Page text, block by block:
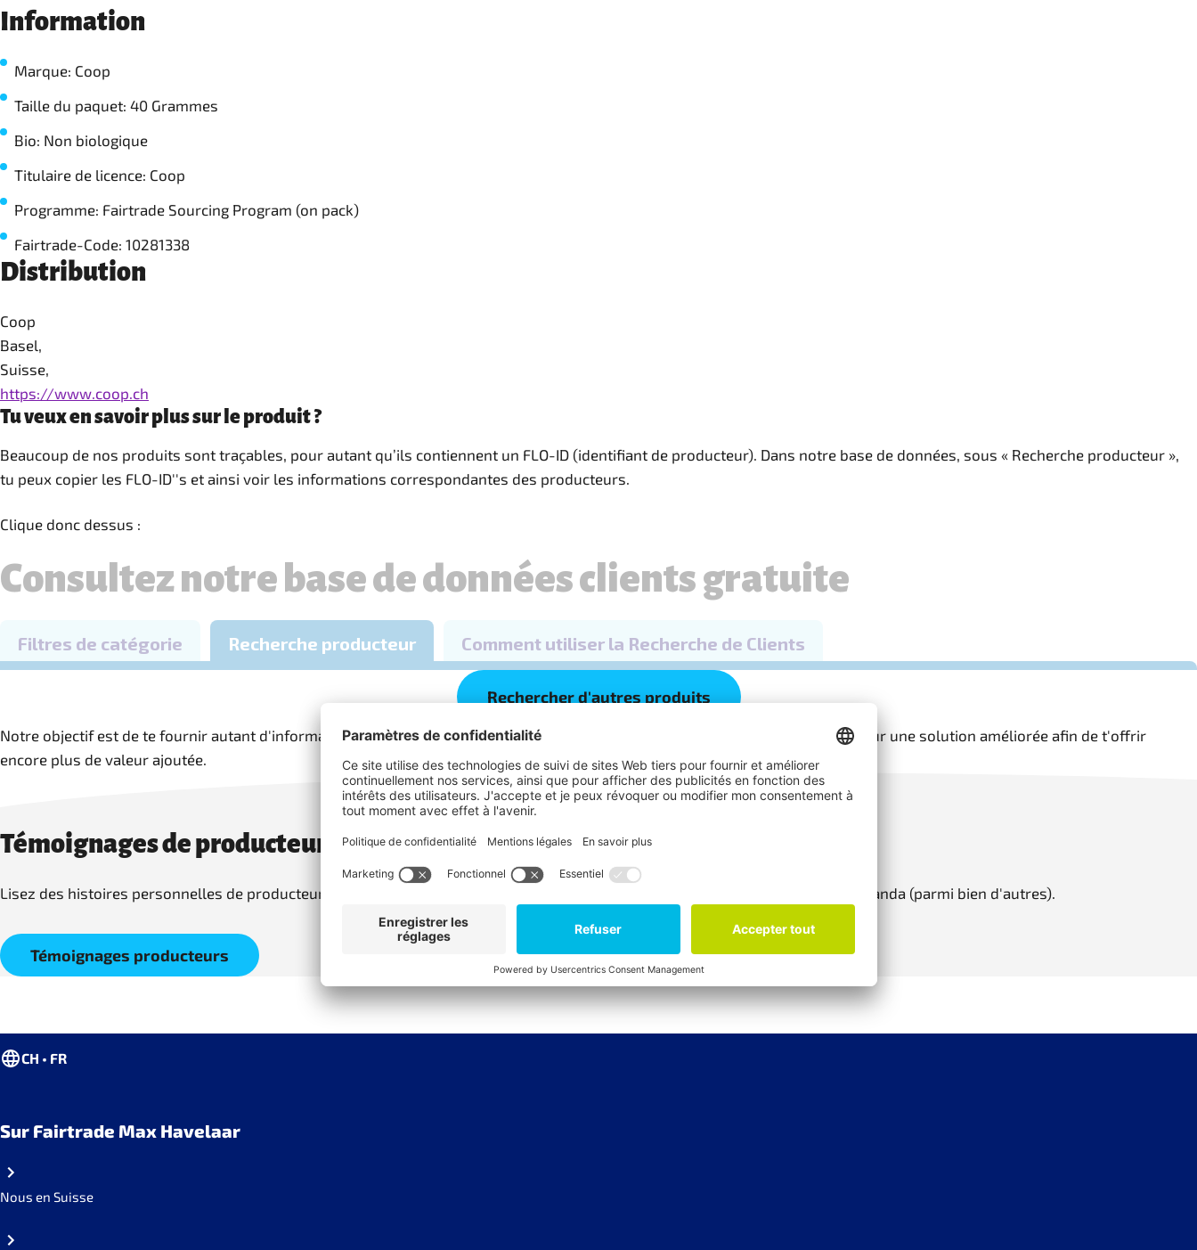
Information
Marque: Coop
Taille du paquet: 40 Grammes
Bio: Non biologique
Titulaire de licence: Coop
Programme: Fairtrade Sourcing Program (on pack)
Fairtrade-Code: 10281338
Distribution
Coop
Basel,
Suisse,
https://www.coop.ch
Tu veux en savoir plus sur le produit ?
Beaucoup de nos produits sont traçables, pour autant qu’ils contiennent un FLO-ID (identifiant de producteur). Dans notre base de données, sous « Recherche producteur »,
tu peux copier les FLO-ID''s et ainsi voir les informations correspondantes des producteurs.
Clique donc dessus :
Rechercher d'autres produits
Notre objectif est de te fournir autant d'informations que possible sur nos produits et nos producteurs. Nous travaillons déjà sur une solution améliorée afin de t'offrir
encore plus de valeur ajoutée.
Témoignages de producteurs
Lisez des histoires personnelles de producteurs et de coopératives à travers le monde. De l'Inde au Costa Rica, du Pérou au Rwanda (parmi bien d'autres).
Témoignages producteurs
CH • FR
Sur Fairtrade Max Havelaar
Nous en Suisse